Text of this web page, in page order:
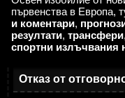
Мароканските бургии
първенства в Европа,
и коментари,
резултати, трансфери,
спортни излъчвания
Отказ от